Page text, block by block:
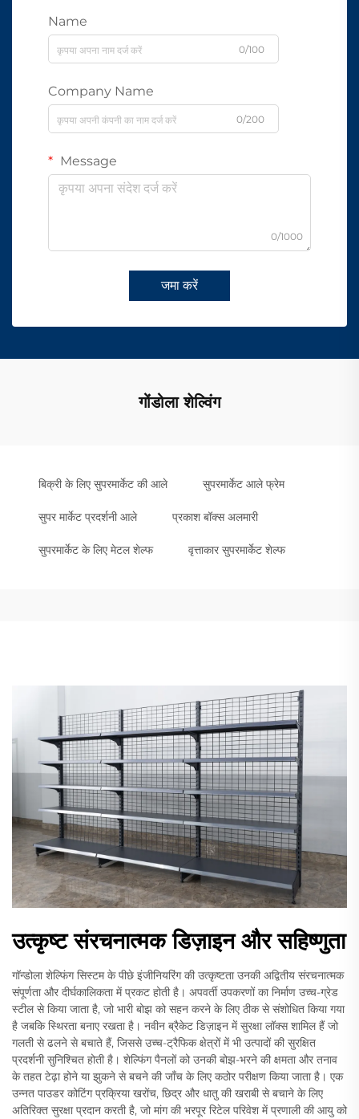
Name
0/100
Company Name
0/200
Message
0/1000
जमा करें
गोंडोला शेल्विंग
बिक्री के लिए सुपरमार्केट की आले सुपरमार्केट आले फ्रेम
सुपर मार्केट प्रदर्शनी आले प्रकाश बॉक्स अलमारी
सुपरमार्केट के लिए मेटल शेल्फ वृत्ताकार सुपरमार्केट शेल्फ
उत्कृष्ट संरचनात्मक डिज़ाइन और सहिष्णुता
गॉन्डोला शेल्फिंग सिस्टम के पीछे इंजीनियरिंग की उत्कृष्टता उनकी अद्वितीय संरचनात्मक
संपूर्णता और दीर्घकालिकता में प्रकट होती है। अपवर्ती उपकरणों का निर्माण उच्च-ग्रेड
स्टील से किया जाता है, जो भारी बोझ को सहन करने के लिए ठीक से संशोधित किया गया
है जबकि स्थिरता बनाए रखता है। नवीन ब्रैकेट डिज़ाइन में सुरक्षा लॉक्स शामिल हैं जो
गलती से ढलने से बचाते हैं, जिससे उच्च-ट्रैफिक क्षेत्रों में भी उत्पादों की सुरक्षित
प्रदर्शनी सुनिश्चित होती है। शेल्फिंग पैनलों को उनकी बोझ-भरने की क्षमता और तनाव
के तहत टेढ़ा होने या झुकने से बचने की जाँच के लिए कठोर परीक्षण किया जाता है। एक
उन्नत पाउडर कोटिंग प्रक्रिया खरोंच, छिद्र और धातु की खराबी से बचाने के लिए
अतिरिक्त सुरक्षा प्रदान करती है, जो मांग की भरपूर रिटेल परिवेश में प्रणाली की आयु को